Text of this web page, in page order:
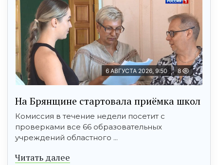
6 АВГУСТА 2026, 9:50 8
На Брянщине стартовала приёмка школ
Комиссия в течение недели посетит с
проверками все 66 образовательных
учреждений областного ...
Читать далее